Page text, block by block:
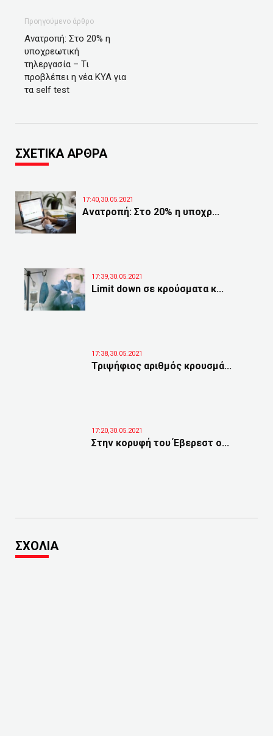
Προηγούμενο άρθρο
Ανατροπή: Στο 20% η
υποχρεωτική
τηλεργασία – Τι
προβλέπει η νέα ΚΥΑ για
τα self test
ΣΧΕΤΙΚΑ ΑΡΘΡΑ
17:40,30.05.2021
Ανατροπή: Στο 20% η υποχρ...
17:39,30.05.2021
Limit down σε κρούσματα κ...
17:38,30.05.2021
Τριψήφιος αριθμός κρουσμά...
17:20,30.05.2021
Στην κορυφή του Έβερεστ ο...
ΣΧΟΛΙΑ